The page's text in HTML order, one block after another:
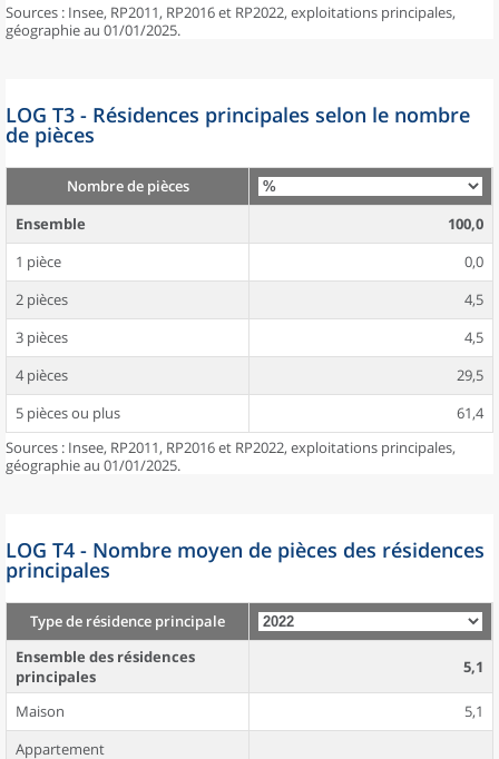
Sources : Insee, RP2011, RP2016 et RP2022, exploitations principales,
géographie au 01/01/2025.
LOG T3 - Résidences principales selon le nombre
de pièces
Nombre de pièces
Ensemble
100,0
1 pièce
0,0
2 pièces
4,5
3 pièces
4,5
4 pièces
29,5
5 pièces ou plus
61,4
Sources : Insee, RP2011, RP2016 et RP2022, exploitations principales,
géographie au 01/01/2025.
LOG T4 - Nombre moyen de pièces des résidences
principales
Type de résidence principale
Ensemble des résidences
principales
5,1
Maison
5,1
Appartement